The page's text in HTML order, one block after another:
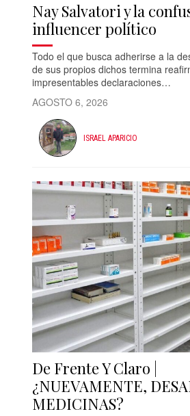
Nay Salvatori y la
influencer político
Todo el que busca adherirse a la
de sus propios dichos termina
impresentables declaraciones…
AGOSTO 6, 2026
ISRAEL APARICIO
De Frente Y Claro |
¿NUEVAMENTE,
MEDICINAS?